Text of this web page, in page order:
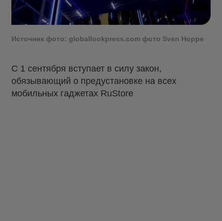
Источник фото: globallookpress.com фото Sven Hoppe
С 1 сентября вступает в силу закон,
обязывающий о предустановке на всех
мобильных гаджетах RuStore